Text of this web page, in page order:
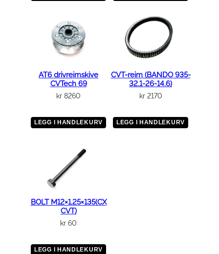
AT6 drivreimskive
CVTech 69
kr 8260
LEGG I HANDLEKURV
CVT-reim (BANDO 935-
32.1-26-14.6)
kr2170
LEGG I HANDLEKURV
BOLT M12×1.25×135(CX
CVT)
kr 60
LEGG I HANDLEKURV